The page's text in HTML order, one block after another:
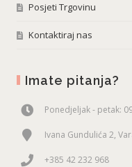
Posjeti Trgovinu
Kontaktiraj nas
Imate pitanja?
Ponedjeljak - petak:
Ivana Gundulića 2,
+385 42 232 968